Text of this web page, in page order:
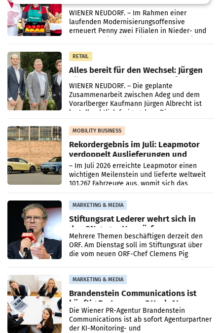
Ober- und Niederösterreich
WIENER NEUDORF. – Im Rahmen einer
laufenden Modernisierungsoffensive
erneuert Penny zwei Filialen in Nieder- und
RETAIL
Alles bereit für den Wechsel: Jürgen
Albrecht setzt ab 1.1.2027 auf Adeg
WIENER NEUDORF. – Die geplante
Zusammenarbeit zwischen Adeg und dem
Vorarlberger Kaufmann Jürgen Albrecht ist
kartellrechtlich freigegeben: Die
Bundeswettbewerbsbehörde und der
Bundeskartellanwalt
MOBILITY BUSINESS
Rekordergebnis im Juli: Leapmotor
verdoppelt Auslieferungen und
überschreitet die 100.000er-Marke
– Im Juli 2026 erreichte Leapmotor einen
wichtigen Meilenstein und lieferte weltweit
101.267 Fahrzeuge aus, womit sich das
Ergebnis gegenüber Juli 2025 mehr als
verdoppelte (+102
MARKETING & MEDIA
Stiftungsrat Lederer wehrt sich in
den SN gegen Vorwürfe
Mehrere Themen beschäftigen derzeit den
ORF. Am Dienstag soll im Stiftungsrat über
die vom neuen ORF-Chef Clemens Pig
MARKETING & MEDIA
Brandenstein Communications ist
künftig Partner von OtterlyAI
Die Wiener PR-Agentur Brandenstein
Communications ist ab sofort Agenturpartner
der KI-Monitoring- und